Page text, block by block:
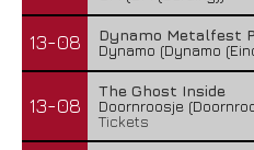
13-08
Dynamo Metalfest
Dynamo (Dynamo
13-08
The Ghost Inside
Doornroosje
Tickets